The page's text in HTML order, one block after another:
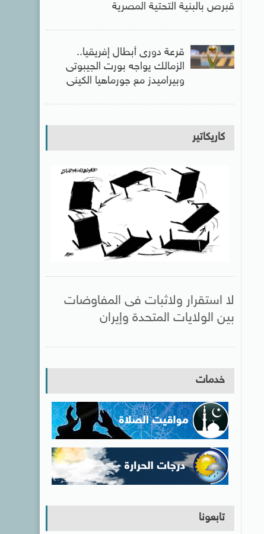
قبرص بالبنية التحتية المصرية
قرعة دورى أبطال إفريقيا..
الزمالك يواجه بورت الجيبوتى
وبيراميدز مع جورماهيا الكينى
كاريكاتير
لا استقرار ولاثبات فى المفاوضات
بين الولايات المتحدة وإيران
خدمات
تابعونا